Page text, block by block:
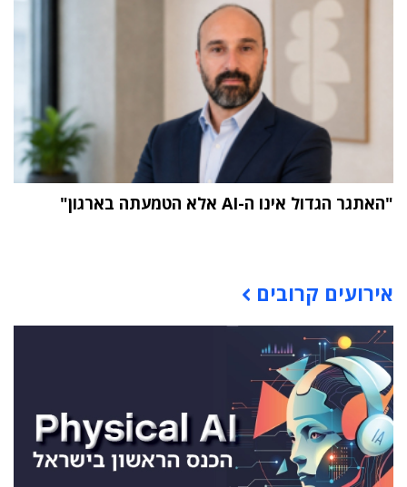
"האתגר הגדול אינו ה-AI אלא הטמעתה בארגון"
אירועים קרובים